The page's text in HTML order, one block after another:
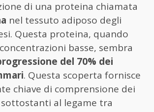
di una proteina chiamata
nel tessuto adiposo degli
Questa proteina, quando
basse, sembra
del 70% dei
. Questa scoperta fornisce
chiave di comprensione dei
sottostanti al legame tra